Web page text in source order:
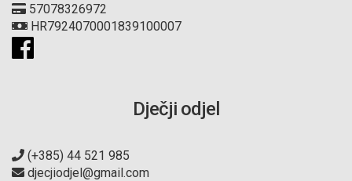
57078326972
HR7924070001839100007
Dječji odjel
(+385) 44 521 985
djecjiodjel@gmail.com